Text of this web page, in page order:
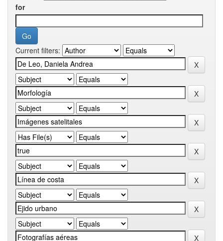
for
Current filters: